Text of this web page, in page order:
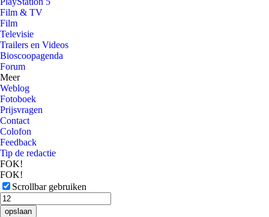
Film & TV
Film
Televisie
Trailers en Videos
Bioscoopagenda
Forum
Meer
Weblog
Fotoboek
Prijsvragen
Contact
Colofon
Feedback
Tip de redactie
FOK!
FOK!
Scrollbar gebruiken
opslaan